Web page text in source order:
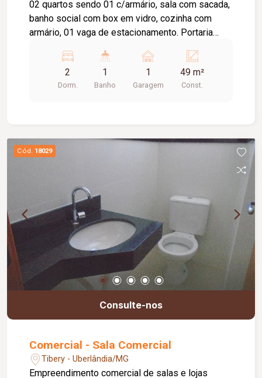
02 quartos sendo 01 c/armário, sala com sacada,
banho social com box em vidro, cozinha com
armário, 01 vaga de estacionamento. Portaria
esportiva Valor do condomínio (
aproximadamente ) : R$ 288,37 / Taxa de
mudança na entrada Aprox. 49m²
2
Dorm.
1
Banho
1
Garagem
49 m²
Const.
Cód. 18029
Consulte-nos
Comercial - Sala Comercial
Tibery - Uberlândia/MG
Empreendimento comercial de salas e lojas